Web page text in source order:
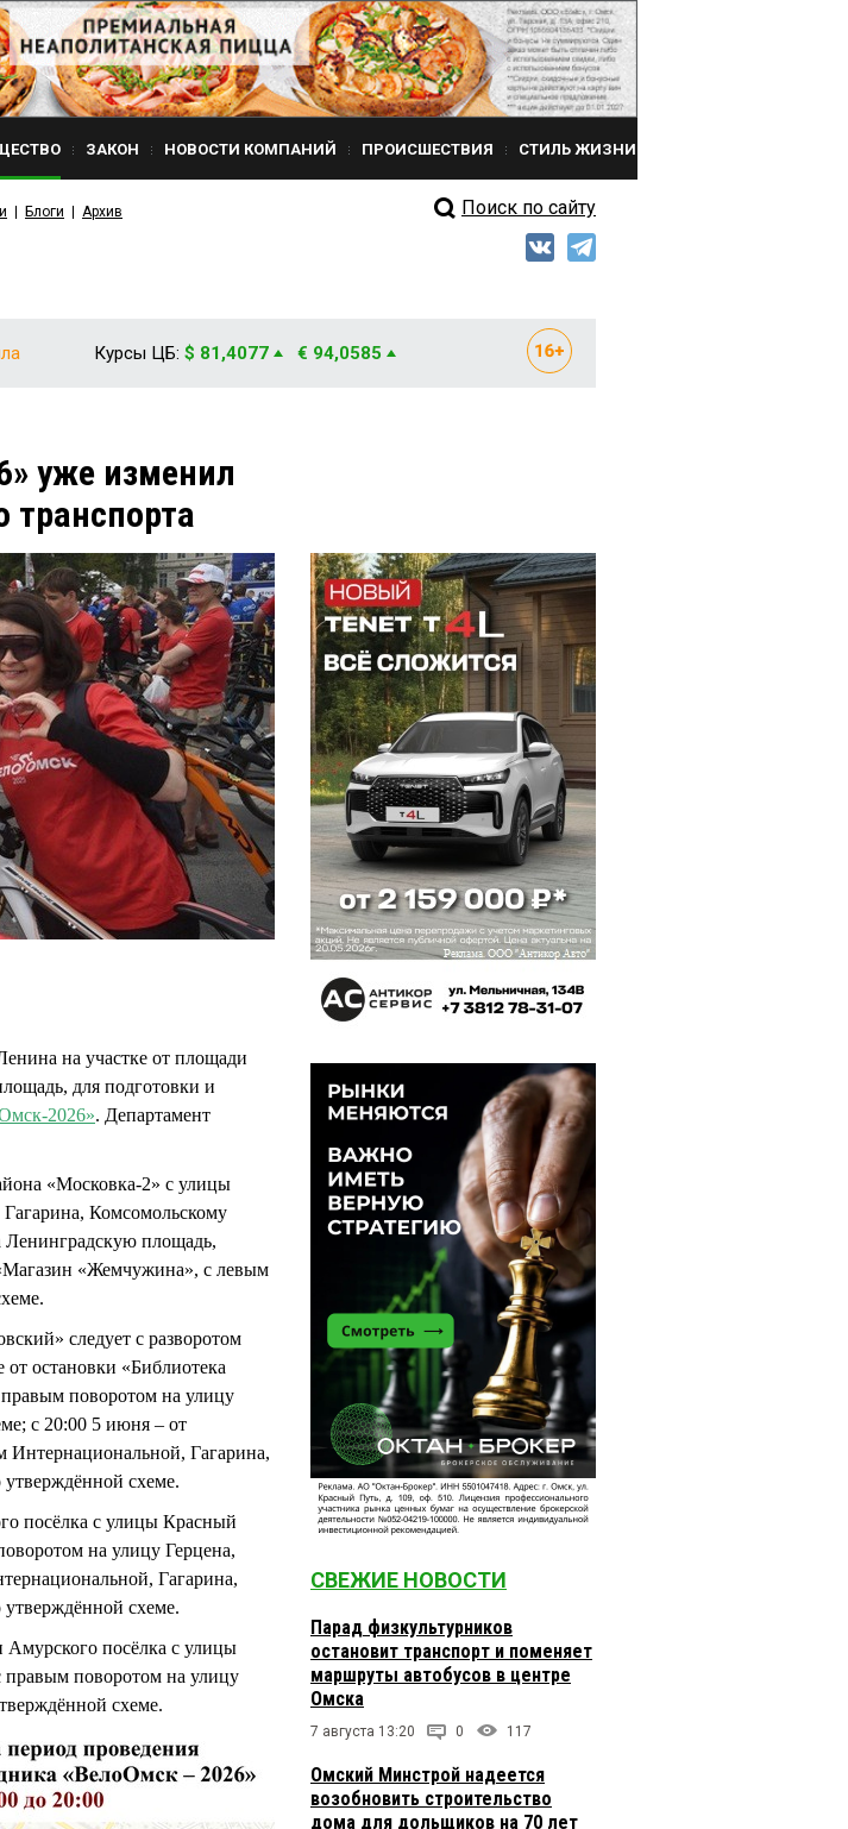
ЗАКОН НОВОСТИ КОМПАНИЙ ПРОИСШЕСТВИЯ СТИЛЬ ЖИЗНИ
Блоги Архив Поиск по сайту
Курсы ЦБ: $ 81,4077 € 94,0585
уже изменил
на участке от площади
для подготовки и
2026». Департамент
«Московка-2» с улицы
Комсомольскому
Ленинградскую площадь,
«Жемчужина», с левым
следует с разворотом
остановки «Библиотека
поворотом на улицу
с 20:00 5 июня – от
Интернациональной, Гагарина,
схеме.
посёлка с улицы Красный
на улицу Герцена,
Гагарина,
схеме.
посёлка с улицы
поворотом на улицу
схеме.
СВЕЖИЕ НОВОСТИ
Парад физкультурников
остановит транспорт и поменяет
маршруты автобусов в центре
Омска
7 августа 13:20 0 117
Омский Минстрой надеется
возобновить строительство
дома для дольщиков на 70 лет